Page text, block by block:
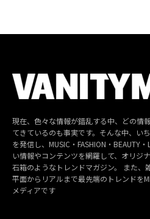
現在、色々な情報が錯乱する中、どの情
てきているのも事実です。そんな中、い
を発信し、MUSIC・FASHION・BEAUTY
い情報やコンテンツを網羅して、オリジ
石箱のようなトレンドマガジン。 また、
平面からリアルまで最先端のトレンドを
メディアです